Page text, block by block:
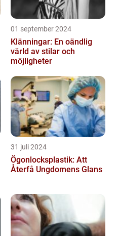
01 september 2024
Klänningar: En oändlig
värld av stilar och
möjligheter
31 juli 2024
Ögonlocksplastik: Att
Återfå Ungdomens Glans